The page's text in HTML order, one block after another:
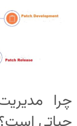
چرا